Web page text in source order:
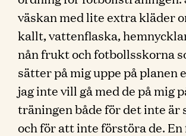
väskan med lite extra kläder
kallt, vattenflaska,
nån frukt och fotbollsskorna
sätter på mig uppe på planen
jag inte vill gå med de på mig
träningen både för det inte är
och för att inte förstöra de.